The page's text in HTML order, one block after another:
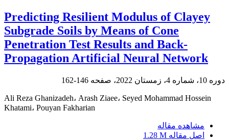
Predicting Resilient Modulus of Clayey
Subgrade Soils by Means of Cone
Penetration Test Results and Back-
Propagation Artificial Neural Network
دوره 10، شماره 4، زمستان 2022، صفحه 146-162
Ali Reza Ghanizadeh، Arash Ziaee، Seyed Mohammad Hossein
Khatami، Pouyan Fakharian
مشاهده مقاله
اصل مقاله 1.28 M